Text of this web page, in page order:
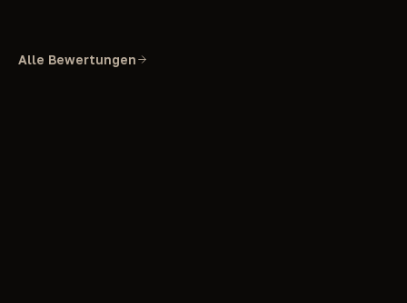
Alle Bewertungen